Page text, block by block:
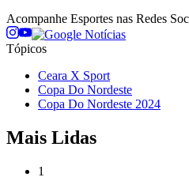
Acompanhe Esportes nas Redes
Tópicos
Ceara X Sport
Copa Do Nordeste
Copa Do Nordeste 2024
Mais Lidas
1